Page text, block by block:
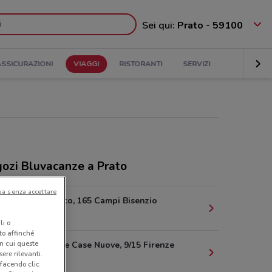
Sei qui: Prato - 59100
VIAGGI RISTORANTI SERVIZI
Bluvacanze a Prato
Via S. Quirico, 165 Campi Bisenzio
Viuzzo Delle Case Nuove, 9/15 Firenze
15.1 km
o
affinché
cui queste
rilevanti.
clic
senza accettare